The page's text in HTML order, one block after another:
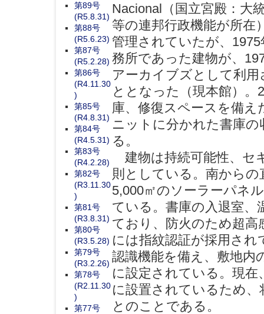
Nacional（国立宮殿：大
等の連邦行政機能が所在
管理されていたが、
務所であった建物が、
アーカイブズとして利用
ととなった（現本館）。
庫、修復スペースを備え
ニットに分かれた書庫の
る。
建物は持続可能性、セ
則としている。南から
5,000㎡のソーラーパネ
ている。書庫の入退室、
ており、防火のため超
には指紋認証が採用さ
認識機能を備え、敷地
に設定されている。現
に設置されているため
とのことである。
第89号
(R5.8.31)
第88号
(R5.6.23)
第87号
(R5.2.28)
第86号
(R4.11.30
)
第85号
(R4.8.31)
第84号
(R4.5.31)
第83号
(R4.2.28)
第82号
(R3.11.30
)
第81号
(R3.8.31)
第80号
(R3.5.28)
第79号
(R3.2.26)
第78号
(R2.11.30
)
第77号